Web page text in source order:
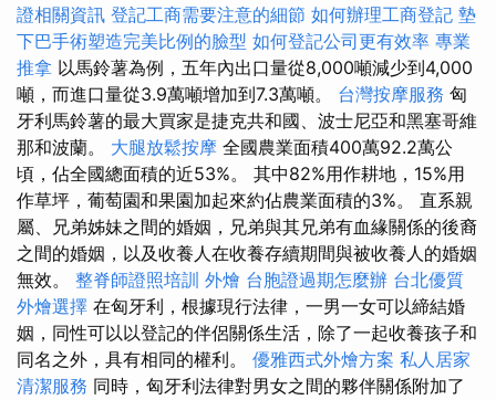
證相關資訊 登記工商需要注意的細節 如何辦理工商登記 墊
下巴手術塑造完美比例的臉型 如何登記公司更有效率 專業
推拿 以馬鈴薯為例，五年內出口量從8,000噸減少到4,000
噸，而進口量從3.9萬噸增加到7.3萬噸。 台灣按摩服務 匈
牙利馬鈴薯的最大買家是捷克共和國、波士尼亞和黑塞哥維
那和波蘭。 大腿放鬆按摩 全國農業面積400萬92.2萬公
頃，佔全國總面積的近53%。 其中82%用作耕地，15%用
作草坪，葡萄園和果園加起來約佔農業面積的3%。 直系親
屬、兄弟姊妹之間的婚姻，兄弟與其兄弟有血緣關係的後裔
之間的婚姻，以及收養人在收養存續期間與被收養人的婚姻
無效。 整脊師證照培訓 外燴 台胞證過期怎麼辦 台北優質
外燴選擇 在匈牙利，根據現行法律，一男一女可以締結婚
姻，同性可以以登記的伴侶關係生活，除了一起收養孩子和
同名之外，具有相同的權利。 優雅西式外燴方案 私人居家
清潔服務 同時，匈牙利法律對男女之間的夥伴關係附加了